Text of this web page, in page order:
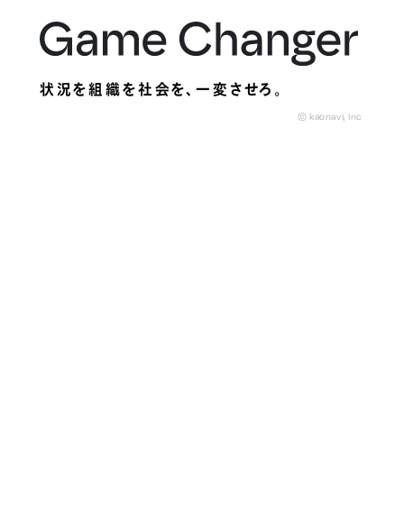
状況を組織を社会を、一変させろ。
© kaonavi, Inc